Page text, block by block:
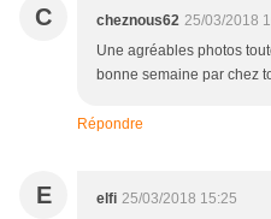
C cheznous62 25/03/2018
Une agréables photos
bonne semaine par chez
Répondre
E elfi 25/03/2018 15:25